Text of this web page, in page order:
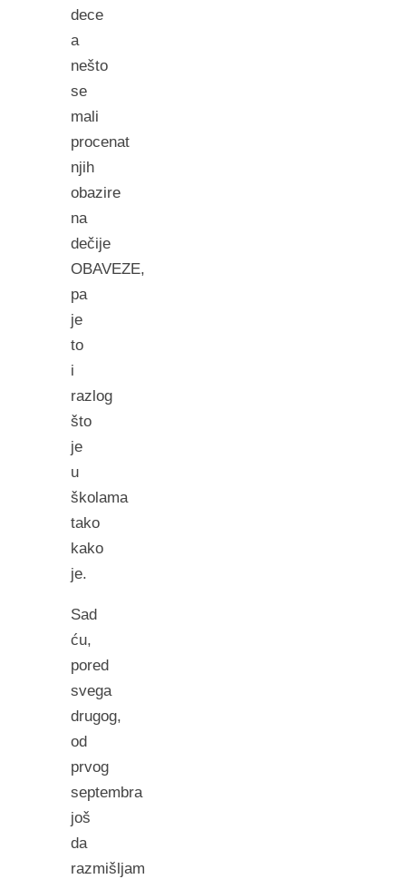
dece
a
nešto
se
mali
procenat
njih
obazire
na
dečije
OBAVEZE,
pa
je
to
i
razlog
što
je
u
školama
tako
kako
je.
Sad
ću,
pored
svega
drugog,
od
prvog
septembra
još
da
razmišljam